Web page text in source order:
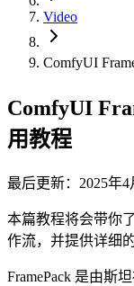
Video
ComfyUI
ComfyUI
用教程
最后更新：2025年4
本篇教程将会带你
作流，并提供详细
FramePack 是由斯